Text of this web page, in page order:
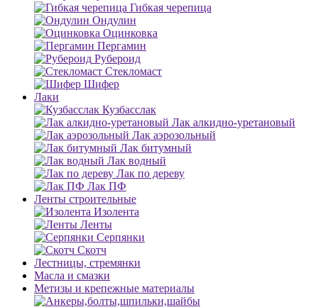
Гибкая черепица
Ондулин
Оцинковка
Пергамин
Рубероид
Стекломаст
Шифер
Лаки
Кузбасслак
Лак алкидно-уретановый
Лак аэрозольный
Лак битумный
Лак водный
Лак по дереву
Лак ПФ
Ленты строительные
Изолента
Ленты
Серпянки
Скотч
Лестницы, стремянки
Масла и смазки
Метизы и крепежные материалы